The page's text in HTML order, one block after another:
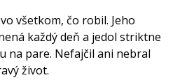
všetkom, čo robil. Jeho
každý deň a jedol striktne
na pare. Nefajčil ani nebral
život.